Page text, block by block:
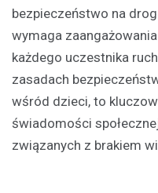
bezpieczeństwo na
wymaga
każdego uczestnika
zasadach
wśród dzieci, to
świadomości
związanych z brakiem